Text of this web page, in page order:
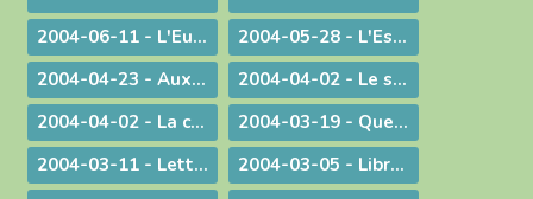
2004-06-11 - L'Eucharistie dans le réalisme de sa célébration
2004-05-28 - L'Esprit de Vérité, "que le Père enverra en mon nom"
2004-04-23 - Aux heures d'incertitude : une figure de sainteté sacerdotale
2004-04-02 - Le sérieux de l'existence humaine
2004-04-02 - La charité ne se sous-traite pas
2004-03-19 - Quel avenir pour le monde ?
2004-03-11 - Lettre au Cardinal Rouco Varela, archevêque de Madrid, après les attentats du 11 mars 2004
2004-03-05 - Libre méditation sur le récit des tentations du Christ